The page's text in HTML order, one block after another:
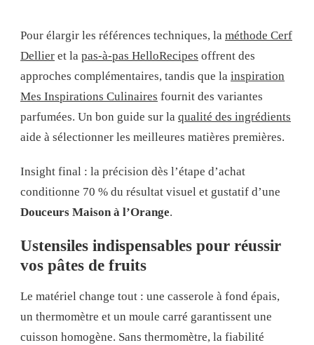
Pour élargir les références techniques, la méthode Cerf
Dellier et la pas-à-pas HelloRecipes offrent des
approches complémentaires, tandis que la inspiration
Mes Inspirations Culinaires fournit des variantes
parfumées. Un bon guide sur la qualité des ingrédients
aide à sélectionner les meilleures matières premières.
Insight final : la précision dès l’étape d’achat
conditionne 70 % du résultat visuel et gustatif d’une
Douceurs Maison à l’Orange.
Ustensiles indispensables pour réussir
vos pâtes de fruits
Le matériel change tout : une casserole à fond épais,
un thermomètre et un moule carré garantissent une
cuisson homogène. Sans thermomètre, la fiabilité